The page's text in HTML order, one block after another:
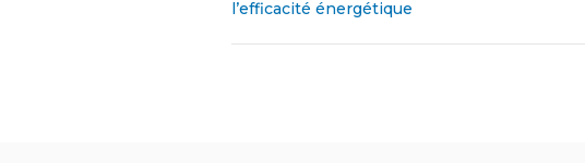
l’efficacité énergétique